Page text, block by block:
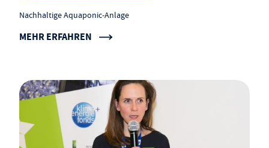
Nachhaltige Aquaponic-Anlage
MEHR ERFAHREN